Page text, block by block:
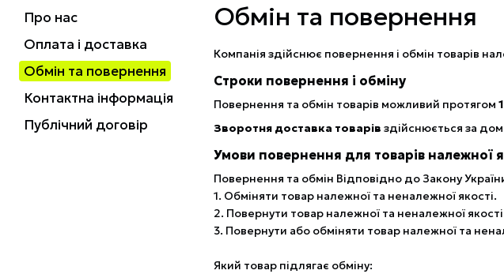
Обмін та повернення
Компанія здійснює повернення і обмін товарів
Строки повернення і обміну
Повернення та обмін товарів можливий протягом
Зворотня доставка товарів здійснюється за
Умови повернення для товарів належної
Повернення та обмін Відповідно до Закону
1. Обміняти товар належної та неналежної якості.
2. Повернути товар належної та неналежної
3. Повернути або обміняти товар належної та
Який товар підлягає обміну:
Про нас
Оплата і доставка
Обмін та повернення
Контактна інформація
Публічний договір